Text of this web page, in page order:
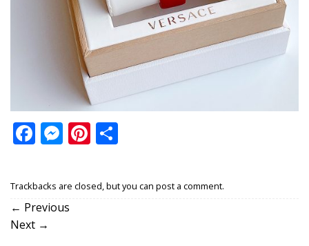
Facebook
Messenger
Pinterest
Trackbacks are closed, but you can post a comment.
← Previous
Next →